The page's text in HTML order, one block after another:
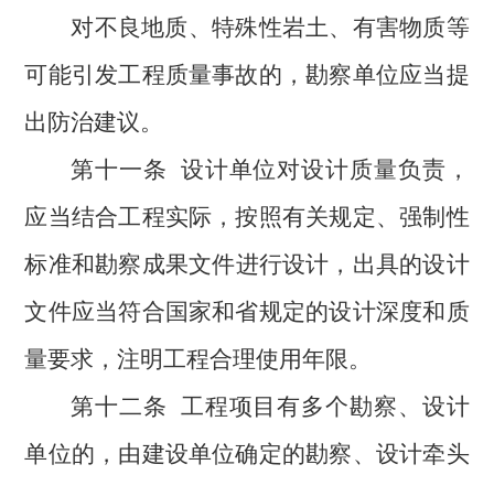
对不良地质、特殊性岩土、有害物质等
可能引发工程质量事故的，勘察单位应当提
出防治建议。
第十一条 设计单位对设计质量负责，
应当结合工程实际，按照有关规定、强制性
标准和勘察成果文件进行设计，出具的设计
文件应当符合国家和省规定的设计深度和质
量要求，注明工程合理使用年限。
第十二条 工程项目有多个勘察、设计
单位的，由建设单位确定的勘察、设计牵头